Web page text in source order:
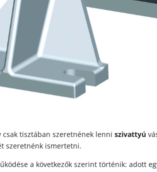
csak tisztában szeretnének lenni szivattyú
szeretnénk ismertetni.
a következők szerint történik: adott